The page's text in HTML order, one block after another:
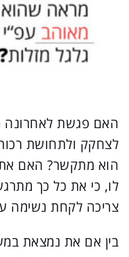
האם פגשת לאחרונה
לצחקק ולתחושת
לו, כי את כל כך
צריכה לקחת נשימה
בין אם את נמצאת